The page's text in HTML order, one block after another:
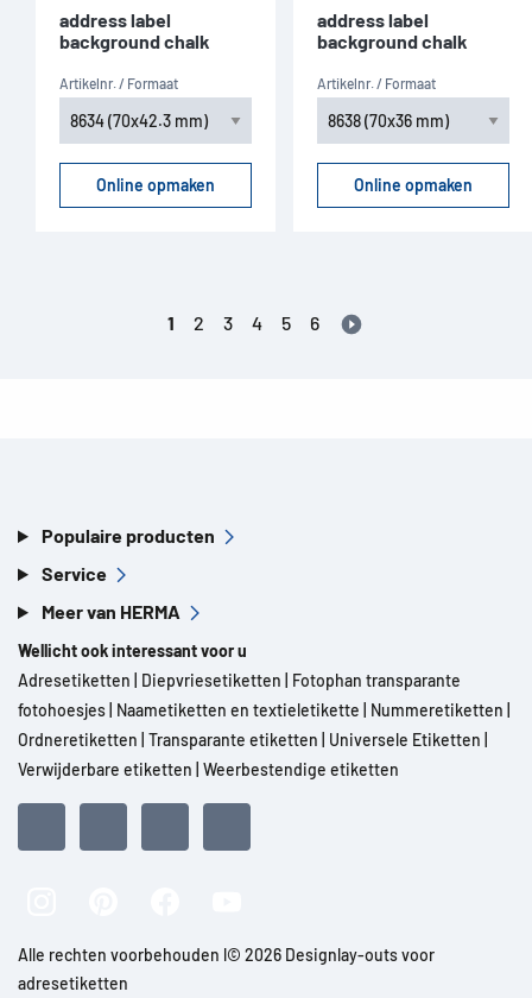
address label
background chalk
Artikelnr. / Formaat
Online opmaken
address label
background chalk
Artikelnr. / Formaat
Online opmaken
1 2 3 4 5 6
Populaire producten
Service
Meer van HERMA
Wellicht ook interessant voor u
Adresetiketten
Diepvriesetiketten
Fotophan transparante
fotohoesjes Naametiketten en textieletikette Nummeretiketten
Ordneretiketten Transparante etiketten Universele Etiketten
Verwijderbare etiketten Weerbestendige etiketten
Alle rechten voorbehouden l© 2026 Designlay-outs voor
adresetiketten